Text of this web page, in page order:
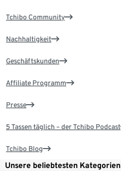
Tchibo Community
Nachhaltigkeit
Geschäftskunden
Affiliate Programm
Presse
5 Tassen täglich – der Tchibo Podcast
Tchibo Blog
Unsere beliebtesten Kategorien